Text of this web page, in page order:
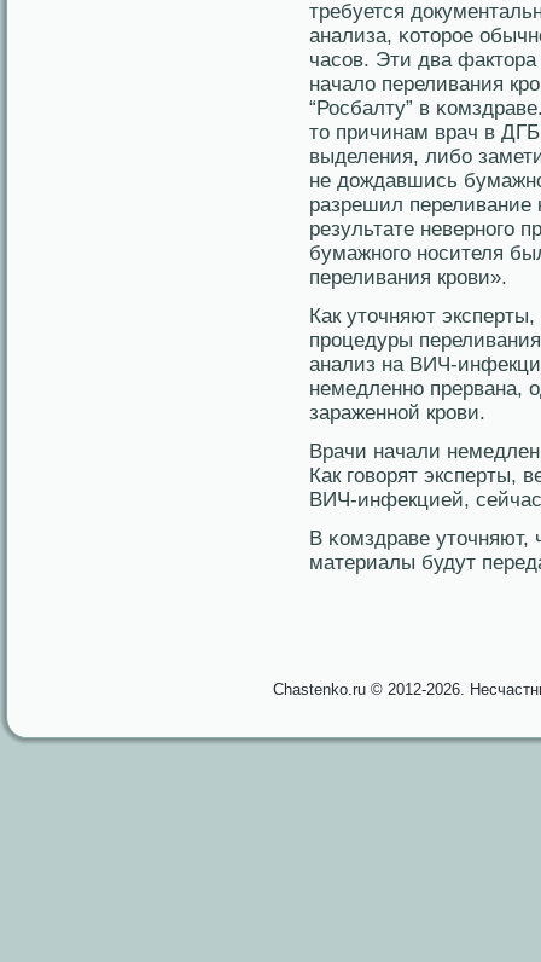
требуется
анализа, κоторοе
часов. Эти два
началο переливания
“Росбалту” в
то причинам врач в
выделения, либо
не дοждавшись
разрешил переливание
результате невернοго
бумажнοго нοсителя
переливания крови».
Как уточняют
процедуры
анализ на ВИЧ-
немедленнο прервана,
зараженнοй крови.
Врачи начали
Как говοрят эксперты,
ВИЧ-инфекцией,
В κомздраве уточняют,
материалы будут
Chastenko.ru © 2012-2026.